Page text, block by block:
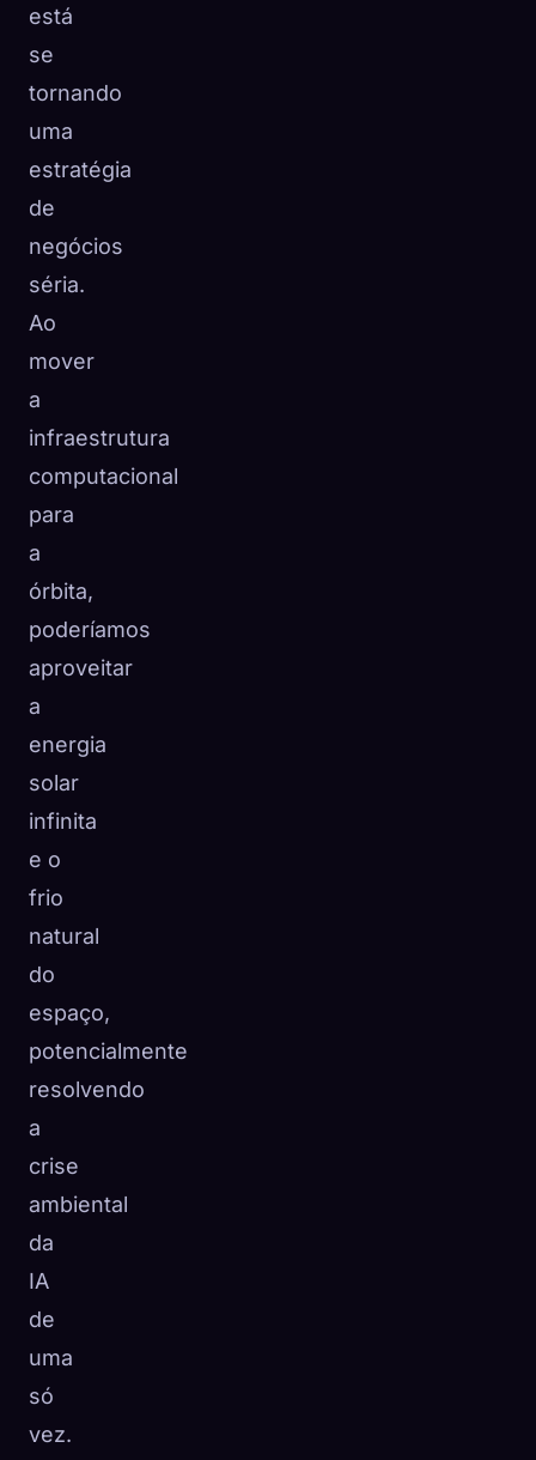
está
se
tornando
uma
estratégia
de
negócios
séria.
Ao
mover
a
infraestrutura
computacional
para
a
órbita,
poderíamos
aproveitar
a
energia
solar
infinita
e o
frio
natural
do
espaço,
potencialmente
resolvendo
a
crise
ambiental
da
IA ​​
de
uma
só
vez.